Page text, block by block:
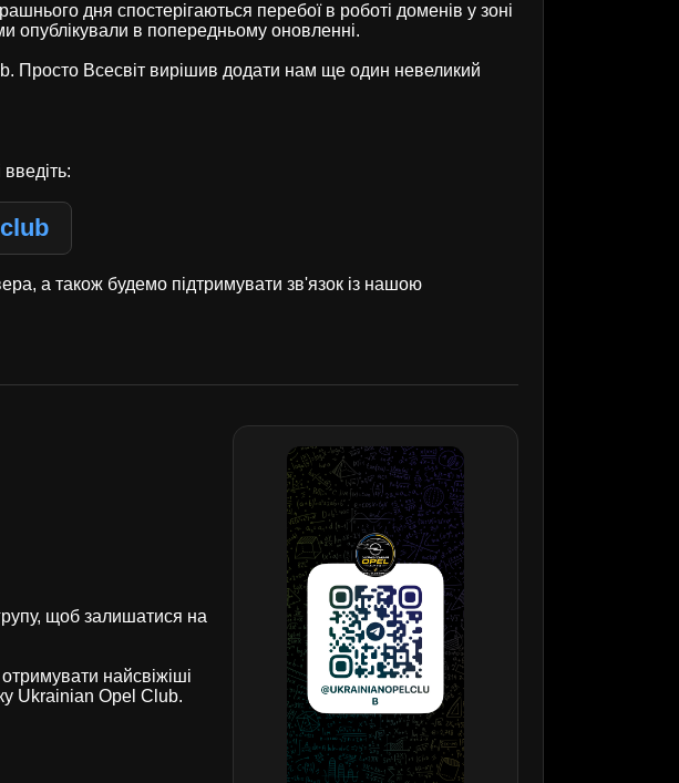
дня спостерігаються перебої в роботі доменів у зоні
опублікували в попередньому оновленні.
Просто Всесвіт вирішив додати нам ще один невеликий
а також будемо підтримувати зв'язок із нашою
щоб залишатися на
найсвіжіші
Ukrainian Opel Club.